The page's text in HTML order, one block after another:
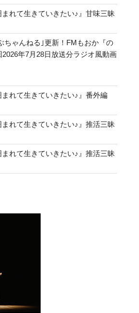
まれて生きていきたい♪』甘味三昧
ちゃんねる｣更新！FMもおか『の
年7月28日放送分ラジオ風動画
まれて生きていきたい♪』番外編
まれて生きていきたい♪』推活三昧
まれて生きていきたい♪』推活三昧